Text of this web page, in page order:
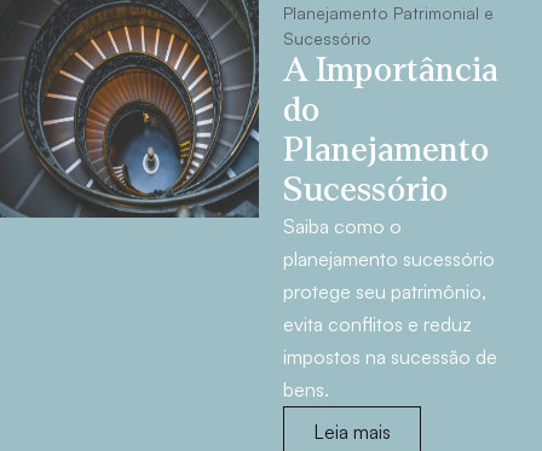
Planejamento Patrimonial e
Sucessório
A Importância
do
Planejamento
Sucessório
Saiba como o
planejamento sucessório
protege seu patrimônio,
evita conflitos e reduz
impostos na sucessão de
bens.
Leia mais